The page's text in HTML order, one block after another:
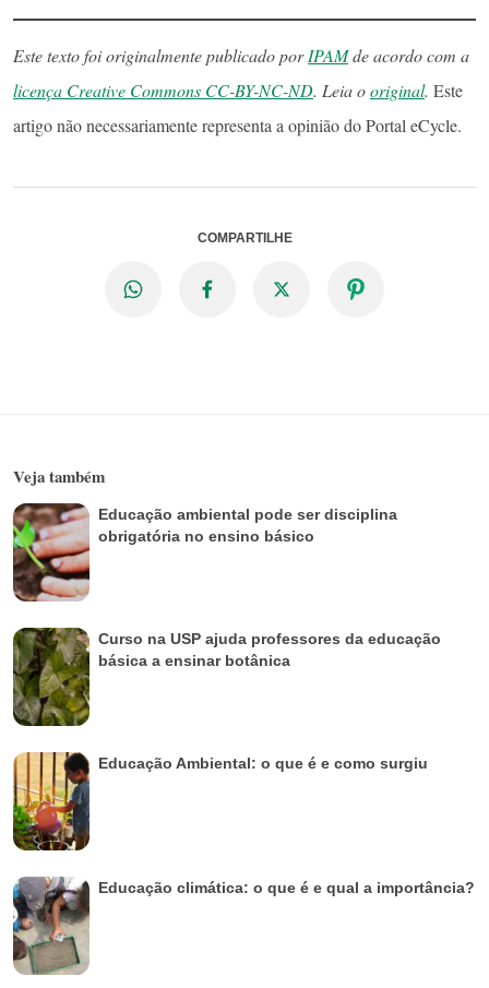
Este texto foi originalmente publicado porIPAMde acordo com a
licença Creative Commons CC-BY-NC-ND. Leia ooriginal. Este
artigo não necessariamente representa a opinião do Portal eCycle.
COMPARTILHE
Veja também
Educação ambiental pode ser disciplina
obrigatória no ensino básico
Curso na USP ajuda professores da educação
básica a ensinar botânica
Educação Ambiental: o que é e como surgiu
Educação climática: o que é e qual a importância?